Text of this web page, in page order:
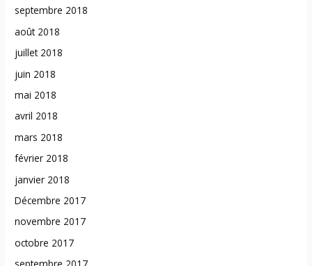
septembre 2018
août 2018
juillet 2018
juin 2018
mai 2018
avril 2018
mars 2018
février 2018
janvier 2018
Décembre 2017
novembre 2017
octobre 2017